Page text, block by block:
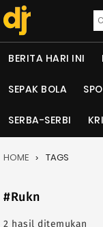
BERITA HARI INI
SEPAK BOLA
SERBA-SERBI
HOME TAGS
#Rukn
2 hasil ditemukan